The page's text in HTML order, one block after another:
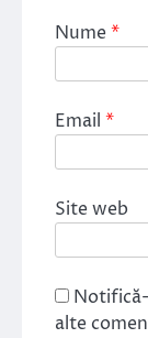
Nume*
Email *
Site web
alte